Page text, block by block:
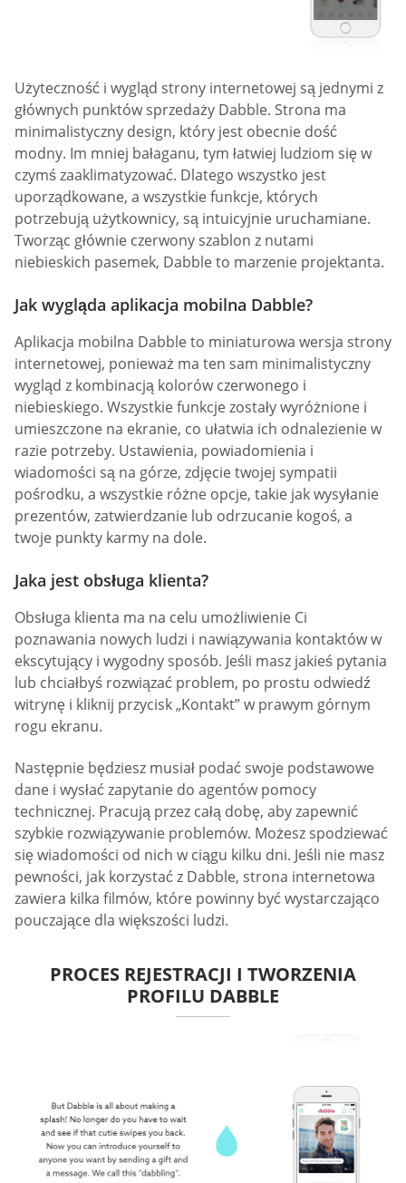
Użyteczność i wygląd strony internetowej są jednymi z
głównych punktów sprzedaży Dabble. Strona ma
minimalistyczny design, który jest obecnie dość
modny. Im mniej bałaganu, tym łatwiej ludziom się w
czymś zaaklimatyzować. Dlatego wszystko jest
uporządkowane, a wszystkie funkcje, których
potrzebują użytkownicy, są intuicyjnie uruchamiane.
Tworząc głównie czerwony szablon z nutami
niebieskich pasemek, Dabble to marzenie projektanta.
Jak wygląda aplikacja mobilna Dabble?
Aplikacja mobilna Dabble to miniaturowa wersja strony
internetowej, ponieważ ma ten sam minimalistyczny
wygląd z kombinacją kolorów czerwonego i
niebieskiego. Wszystkie funkcje zostały wyróżnione i
umieszczone na ekranie, co ułatwia ich odnalezienie w
razie potrzeby. Ustawienia, powiadomienia i
wiadomości są na górze, zdjęcie twojej sympatii
pośrodku, a wszystkie różne opcje, takie jak wysyłanie
prezentów, zatwierdzanie lub odrzucanie kogoś, a
twoje punkty karmy na dole.
Jaka jest obsługa klienta?
Obsługa klienta ma na celu umożliwienie Ci
poznawania nowych ludzi i nawiązywania kontaktów w
ekscytujący i wygodny sposób. Jeśli masz jakieś pytania
lub chciałbyś rozwiązać problem, po prostu odwiedź
witrynę i kliknij przycisk „Kontakt” w prawym górnym
rogu ekranu.
Następnie będziesz musiał podać swoje podstawowe
dane i wysłać zapytanie do agentów pomocy
technicznej. Pracują przez całą dobę, aby zapewnić
szybkie rozwiązywanie problemów. Możesz spodziewać
się wiadomości od nich w ciągu kilku dni. Jeśli nie masz
pewności, jak korzystać z Dabble, strona internetowa
zawiera kilka filmów, które powinny być wystarczająco
pouczające dla większości ludzi.
PROCES REJESTRACJI I TWORZENIA
PROFILU DABBLE